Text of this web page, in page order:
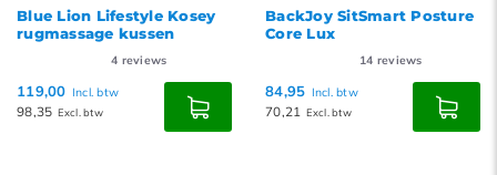
Blue Lion Lifestyle Kosey
rugmassage kussen
4 reviews
119,00 Incl. btw
98,35 Excl. btw
BackJoy SitSmart Posture
Core Lux
14 reviews
84,95 Incl. btw
70,21 Excl. btw